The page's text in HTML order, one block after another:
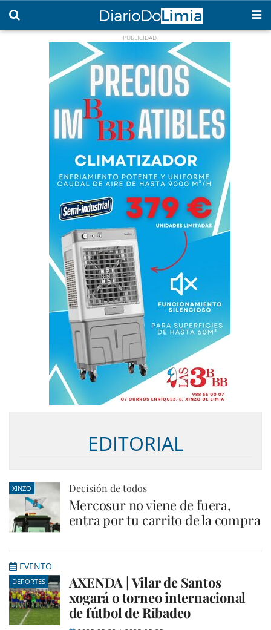
EDITORIAL
XINZO Decisión de todos
Mercosur no viene de fuera,
entra por tu carrito de la compra
EVENTO
DEPORTES
AXENDA | Vilar de Santos
xogará o torneo internacional
de fútbol de Ribadeo